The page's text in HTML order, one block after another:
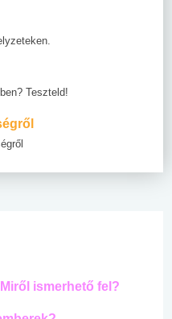
Teszteld!
ismerhető fel?